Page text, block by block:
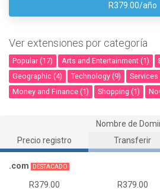
R379.00/año
Ver extensiones por categoría
Popular (17) Arts and Entertainment (1)
Geographic (4)
Technology (9)
Services
Money and Finance (1)
Shopping (1)
Nombre de
Precio registro
Transferir
.com DESTACADO
R379.00 R379.00